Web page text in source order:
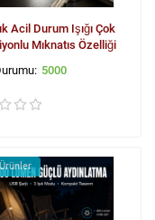
Acil Durum Işığı Çok
Mıknatıs Özelliği
5000